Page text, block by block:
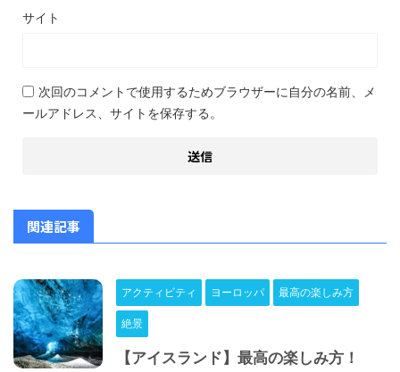
サイト
次回のコメントで使用するためブラウザーに自分の名前、メ
ールアドレス、サイトを保存する。
関連記事
アクティビティ ヨーロッパ 最高の楽しみ方
絶景
【アイスランド】最高の楽しみ方！